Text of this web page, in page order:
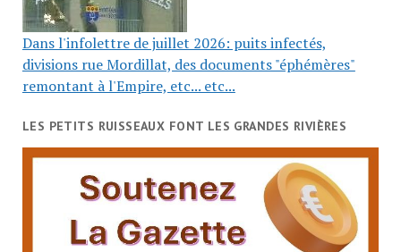
Dans l'infolettre de juillet 2026: puits infectés,
divisions rue Mordillat, des documents "éphémères"
remontant à l'Empire, etc... etc...
LES PETITS RUISSEAUX FONT LES GRANDES RIVIÈRES